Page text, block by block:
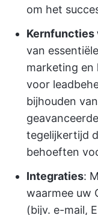
om het
Kernfuncties
van essentiële
marketing en
voor
bijhouden
tegelijkertijd
behoeften
Integraties:
waarmee uw
(bijv. e-mail,